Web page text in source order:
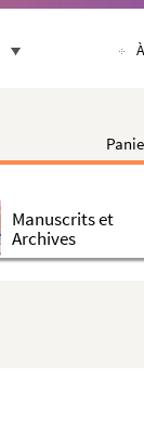
Manuscrits et
Archives